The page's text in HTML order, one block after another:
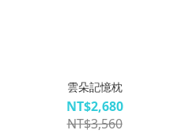
雲朵記憶枕
NT$2,680
NT$3,560